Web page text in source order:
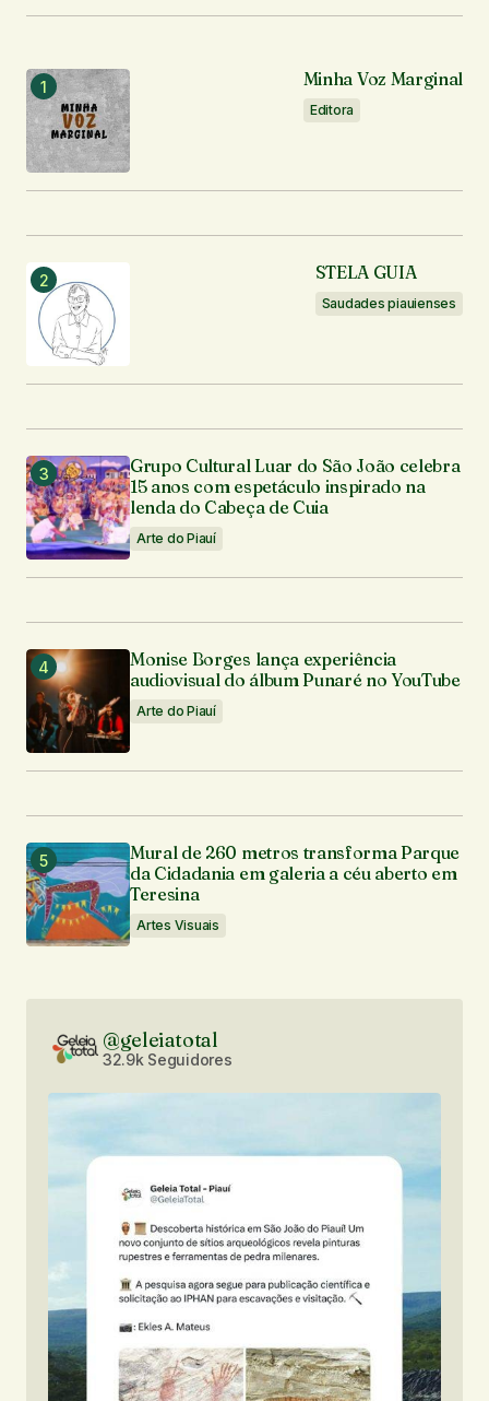
Notifique-me sobre novos comentários por e-mail.
Notifique-me sobre novas publicações por e-mail.
Enviar comentário
Minha Voz Marginal
Editora
STELA GUIA
Saudades piauienses
Grupo Cultural Luar do São João celebra
15 anos com espetáculo inspirado na
lenda do Cabeça de Cuia
Arte do Piauí
Monise Borges lança experiência
audiovisual do álbum Punaré no YouTube
Arte do Piauí
Mural de 260 metros transforma Parque
da Cidadania em galeria a céu aberto em
Teresina
Artes Visuais
@geleiatotal
32.9k Seguidores